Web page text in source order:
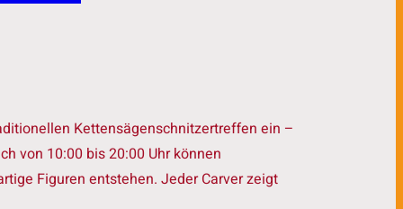
Kettensägenschnitzertreffen ein –
von 10:00 bis 20:00 Uhr können
Figuren entstehen. Jeder Carver zeigt